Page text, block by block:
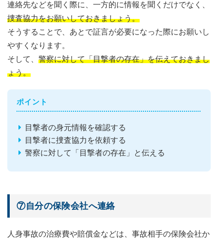
連絡先などを聞く際に、一方的に情報を聞くだけでなく、
捜査協力をお願いしておきましょう。
そうすることで、あとで証言が必要になった際にお願いし
やすくなります。
そして、 警察に対して「目撃者の存在」を伝えておきまし
ょう。
ポイント
目撃者の身元情報を確認する
目撃者に捜査協力を依頼する
警察に対して「目撃者の存在」と伝える
⑦自分の保険会社へ連絡
人身事故の治療費や賠償金などは、事故相手の保険会社か